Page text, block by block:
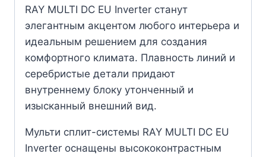
RAY MULTI DC EU Inverter станут
элегантным акцентом любого интерьера и
идеальным решением для создания
комфортного климата. Плавность линий и
серебристые детали придают
внутреннему блоку утонченный и
изысканный внешний вид.
Мульти сплит-системы RAY MULTI DC EU
Inverter оснащены высококонтрастным